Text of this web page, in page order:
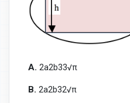
A. 2a2b33√π
B. 2a2b32√π